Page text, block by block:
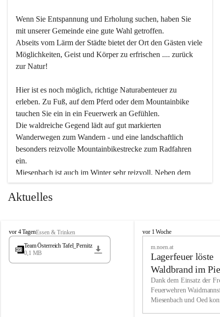
Wenn Sie Entspannung und Erholung suchen, haben Sie
mit unserer Gemeinde eine gute Wahl getroffen.
Abseits vom Lärm der Städte bietet der Ort den Gästen viele
Möglichkeiten, Geist und Körper zu erfrischen .... zurück
zur Natur!
Hier ist es noch möglich, richtige Naturabenteuer zu
erleben. Zu Fuß, auf dem Pferd oder dem Mountainbike
tauchen Sie ein in ein Feuerwerk an Gefühlen.
Die waldreiche Gegend lädt auf gut markierten
Wanderwegen zum Wandern - und eine landschaftlich
besonders reizvolle Mountainbikestrecke zum Radfahren
ein.
Miesenbach ist auch im Winter sehr reizvoll. Neben dem
Eisstockschießen gibt es auf dem nahe gelegenen Unterberg
wunderschöne Naturschneepisten, die zum Schifahren oder
vielfältige Angebot unserer Kulturvereine.
Überzeugen Sie sich selbst, dass Sie in Miesenbach sowie
in den Beherbergungsbetrieben, Gaststätten und urigen
Wir kennen Miesenbach als lebens- und liebenswerten Ort.
Tradition und Innovation werden ebenso groß geschrieben
Aktuelles
M
i
s
vor 4 TagenEssen & Trinken
Team Österreich Tafel_Pernitz
0,1 MB
M
h
vor 1 Woche
m.noen.at
Lagerfeuer löste
Waldbrand im
aus
Dank dem Einsatz der
Feuerwehren
Miesenbach und Oed